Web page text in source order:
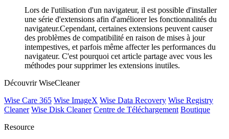
Lors de l'utilisation d'un navigateur, il est possible d'installer
une série d'extensions afin d'améliorer les fonctionnalités du
navigateur.Cependant, certaines extensions peuvent causer
des problèmes de compatibilité en raison de mises à jour
intempestives, et parfois même affecter les performances du
navigateur. C'est pourquoi cet article partage avec vous les
méthodes pour supprimer les extensions inutiles.
Découvrir WiseCleaner
Wise Care 365 Wise ImageX Wise Data Recovery Wise Registry
Cleaner Wise Disk Cleaner Centre de Téléchargement Boutique
Resource